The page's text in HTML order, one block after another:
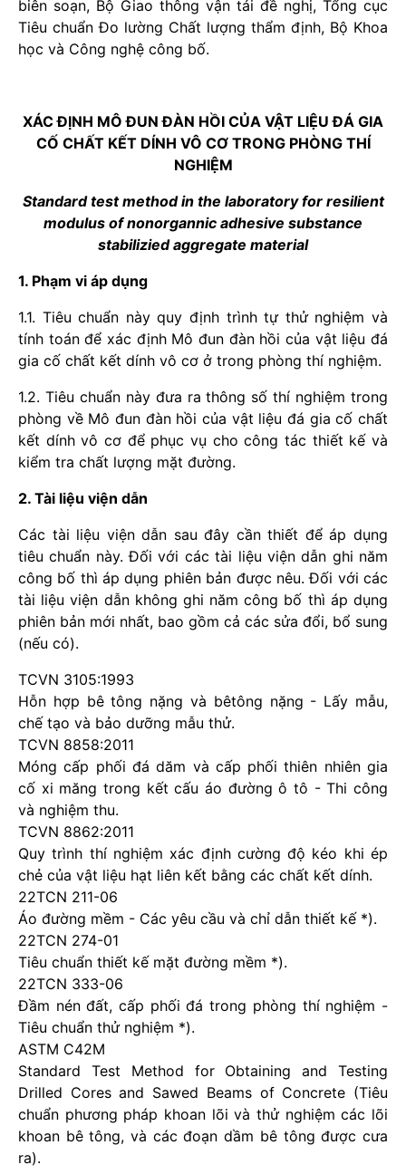
biên soạn, Bộ Giao thông vận tải đề nghị, Tổng cục
Tiêu chuẩn Đo lường Chất lượng thẩm định, Bộ Khoa
học và Công nghệ công bố.
XÁC ĐỊNH MÔ ĐUN ĐÀN HỒI CỦA VẬT LIỆU ĐÁ GIA
CỐ CHẤT KẾT DÍNH VÔ CƠ TRONG PHÒNG THÍ
NGHIỆM
Standard test method in the laboratory for resilient
modulus of nonorgannic adhesive substance
stabilizied aggregate material
1. Phạm vi áp dụng
1.1. Tiêu chuẩn này quy định trình tự thử nghiệm và
tính toán để xác định Mô đun đàn hồi của vật liệu đá
gia cố chất kết dính vô cơ ở trong phòng thí nghiệm.
1.2. Tiêu chuẩn này đưa ra thông số thí nghiệm trong
phòng về Mô đun đàn hồi của vật liệu đá gia cố chất
kết dính vô cơ để phục vụ cho công tác thiết kế và
kiểm tra chất lượng mặt đường.
2. Tài liệu viện dẫn
Các tài liệu viện dẫn sau đây cần thiết để áp dụng
tiêu chuẩn này. Đối với các tài liệu viện dẫn ghi năm
công bố thì áp dụng phiên bản được nêu. Đối với các
tài liệu viện dẫn không ghi năm công bố thì áp dụng
phiên bản mới nhất, bao gồm cả các sửa đổi, bổ sung
(nếu có).
TCVN 3105:1993
Hỗn hợp bê tông nặng và bêtông nặng - Lấy mẫu,
chế tạo và bảo dưỡng mẫu thử.
TCVN 8858:2011
Móng cấp phối đá dăm và cấp phối thiên nhiên gia
cố xi măng trong kết cấu áo đường ô tô - Thi công
và nghiệm thu.
TCVN 8862:2011
Quy trình thí nghiệm xác định cường độ kéo khi ép
chẻ của vật liệu hạt liên kết bằng các chất kết dính.
22TCN 211-06
Áo đường mềm - Các yêu cầu và chỉ dẫn thiết kế *).
22TCN 274-01
Tiêu chuẩn thiết kế mặt đường mềm *).
22TCN 333-06
Đầm nén đất, cấp phối đá trong phòng thí nghiệm -
Tiêu chuẩn thử nghiệm *).
ASTM C42M
Standard Test Method for Obtaining and Testing
Drilled Cores and Sawed Beams of Concrete (Tiêu
chuẩn phương pháp khoan lõi và thử nghiệm các lõi
khoan bê tông, và các đoạn dầm bê tông được cưa
ra).